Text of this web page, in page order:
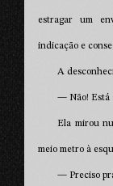
estragar um
indicação e
A
— Não! Está
Ela mirou
meio metro à
— Preciso